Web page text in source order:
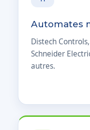
Automates
Distech
Schneider
autres.